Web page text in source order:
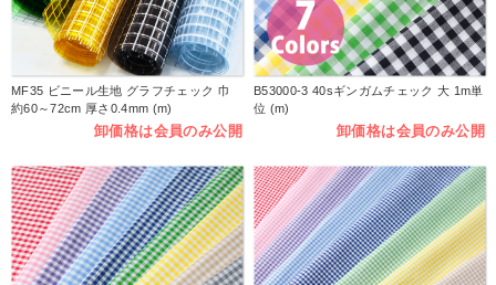
MF35 ビニール生地 グラフチェック 巾
約60～72cm 厚さ0.4mm (m)
卸価格は会員のみ公開
B53000-3 40sギンガムチェック 大 1m単
位 (m)
卸価格は会員のみ公開